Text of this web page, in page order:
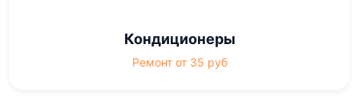
Кондиционеры
Ремонт от 35 руб